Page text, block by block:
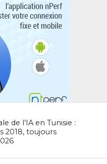
de l’IA en Tunisie :
2018, toujours